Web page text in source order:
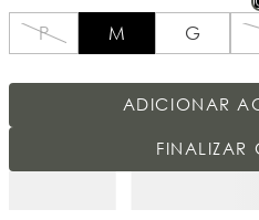
P M G
ADICIONAR
FINALIZAR